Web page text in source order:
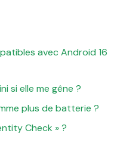
avec Android 16
si elle me gêne ?
plus de batterie ?
Check » ?